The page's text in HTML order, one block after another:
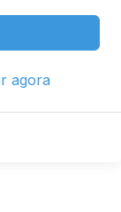
agora